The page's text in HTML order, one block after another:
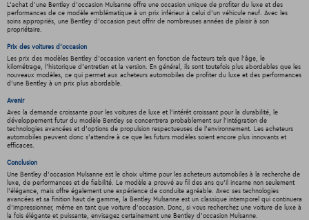
L'achat d'une Bentley d'occasion Mulsanne offre une occasion unique de profiter du luxe et des
performances de ce modèle emblématique à un prix inférieur à celui d'un véhicule neuf. Avec les
soins appropriés, une Bentley d'occasion peut offrir de nombreuses années de plaisir à son
propriétaire.
Prix des voitures d'occasion
Les prix des modèles Bentley d'occasion varient en fonction de facteurs tels que l'âge, le
kilométrage, l'historique d'entretien et la version. En général, ils sont toutefois plus abordables que les
nouveaux modèles, ce qui permet aux acheteurs automobiles de profiter du luxe et des performances
d'une Bentley à un prix plus abordable.
Avenir
Avec la demande croissante pour les voitures de luxe et l'intérêt croissant pour la durabilité, le
développement futur du modèle Bentley se concentrera probablement sur l'intégration de
technologies avancées et d'options de propulsion respectueuses de l'environnement. Les acheteurs
automobiles peuvent donc s'attendre à ce que les futurs modèles soient encore plus innovants et
efficaces.
Conclusion
Une Bentley d'occasion Mulsanne est le choix ultime pour les acheteurs automobiles à la recherche de
luxe, de performances et de fiabilité. Le modèle a prouvé au fil des ans qu'il incarne non seulement
l'élégance, mais offre également une expérience de conduite agréable. Avec ses technologies
avancées et sa finition haut de gamme, la Bentley Mulsanne est un classique intemporel qui continuera
d'impressionner, même en tant que voiture d'occasion. Donc, si vous recherchez une voiture de luxe à
la fois élégante et puissante, envisagez certainement une Bentley d'occasion Mulsanne.